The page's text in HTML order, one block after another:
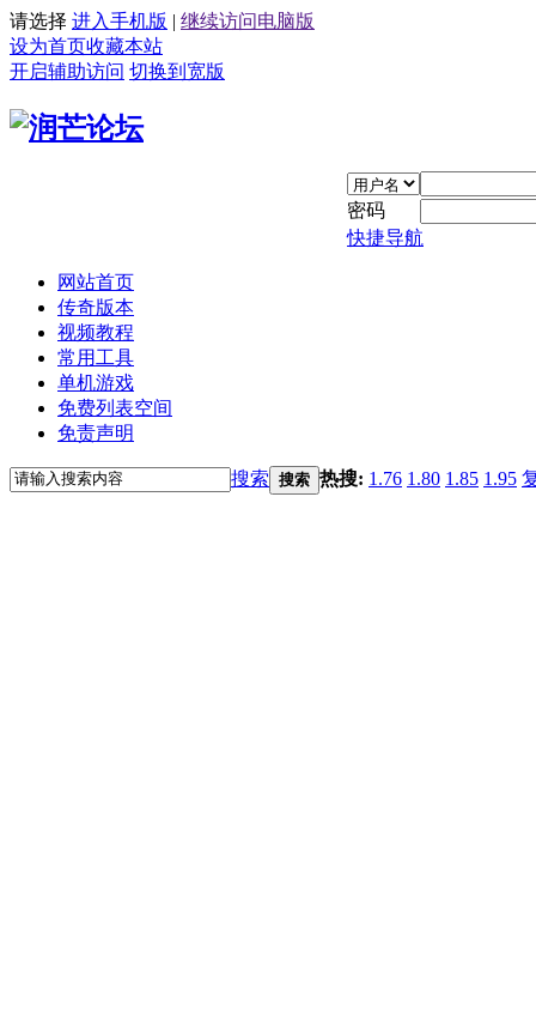
请选择 进入手机版 | 继续访问电脑版
设为首页收藏本站
开启辅助访问 切换到宽版
密码
快捷导航
网站首页
传奇版本
视频教程
常用工具
单机游戏
免费列表空间
免责声明
搜索 搜索 热搜: 1.76 1.80 1.85 1.95